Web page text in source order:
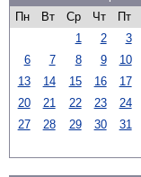
Пн
Вт Ср Чт Пт
1
2 3
6
7 8 9 10
13
14 15 16 17
20
21 22 23 24
27
28 29 30 31